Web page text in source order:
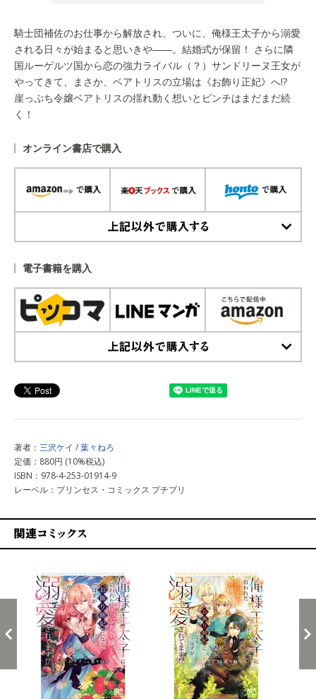
騎士団補佐のお仕事から解放され、ついに、俺様王太子から溺愛
される日々が始まると思いきや――。結婚式が保留！ さらに隣
国ルーゲルツ国から恋の強力ライバル（？）サンドリーヌ王女が
やってきて、まさか、ベアトリスの立場は《お飾り正妃》へ!?
崖っぷち令嬢ベアトリスの揺れ動く想いとピンチはまだまだ続
く！
オンライン書店で購入
電子書籍を購入
著者： 三沢ケイ /葉々ねろ
定価：880円 (10%税込)
ISBN：978-4-253-01914-9
レーベル：プリンセス・コミックス プチプリ